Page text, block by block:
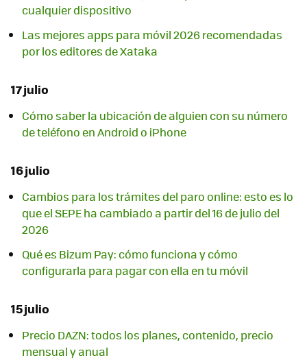
cualquier dispositivo
Las mejores apps para móvil 2026 recomendadas
por los editores de Xataka
17 julio
Cómo saber la ubicación de alguien con su número
de teléfono en Android o iPhone
16 julio
Cambios para los trámites del paro online: esto es lo
que el SEPE ha cambiado a partir del 16 de julio del
2026
Qué es Bizum Pay: cómo funciona y cómo
configurarla para pagar con ella en tu móvil
15 julio
Precio DAZN: todos los planes, contenido, precio
mensual y anual